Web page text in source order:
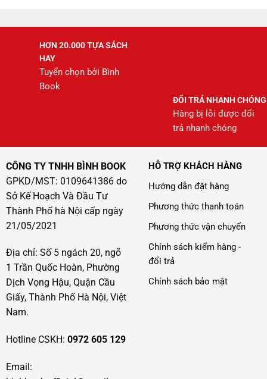
HƠN 20.000 TỰA SÁCH
HAY
Tuyển chọn bởi Bình
Book
ĐỔI TRẢ NHANH CHÓNG
Hàng bị lỗi được đổi
trả nhanh chóng
CÔNG TY TNHH BÌNH BOOK
GPKD/MST: 0109641386 do
Sở Kế Hoạch Và Đầu Tư
Thành Phố hà Nội cấp ngày
21/05/2021
Địa chỉ: Số 5 ngách 20, ngõ
1 Trần Quốc Hoàn, Phường
Dịch Vọng Hậu, Quận Cầu
Giấy, Thành Phố Hà Nội, Việt
Nam.
Hotline CSKH: 0972 605 129
Email:
HỖ TRỢ KHÁCH HÀNG
Hướng dẫn đặt hàng
Phương thức thanh toán
Phương thức vận chuyển
Chính sách kiểm hàng -
đổi trả
Chính sách bảo mật